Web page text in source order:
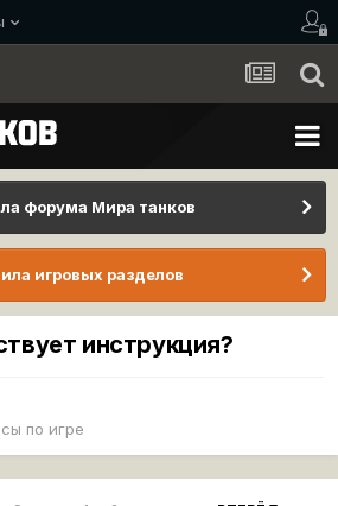
форума Мира танков
игровых разделов
инструкция?
по игре